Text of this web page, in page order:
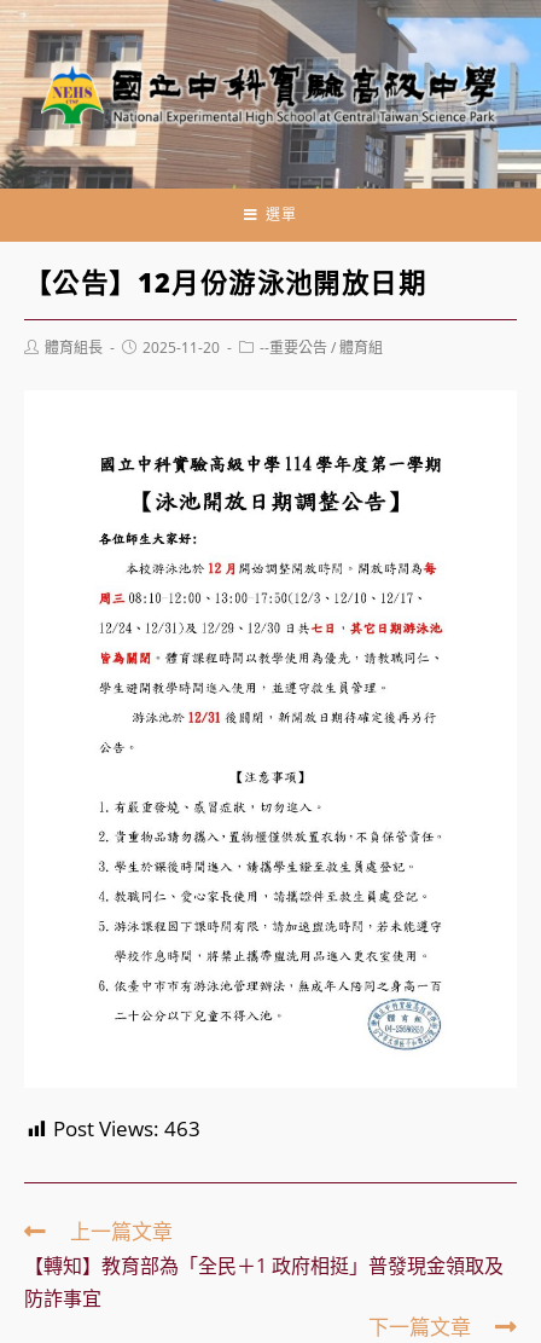
跳
轉
至
主
要
內
選單
【公告】12月份游泳池開放日期
Post體育組長
Post2025-11-20
Post--重要公告/體育組
Post Views: 463
Read
more
articles
上一篇文章
【轉知】教育部為「全民＋1 政府相挺」普發現金領取及
防詐事宜
下一篇文章